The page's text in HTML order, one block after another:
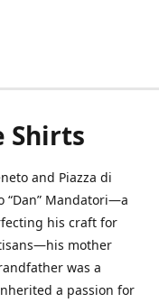
Shirts
and Piazza di
“Dan” Mandatori—a
his craft for
mother
was a
a passion for